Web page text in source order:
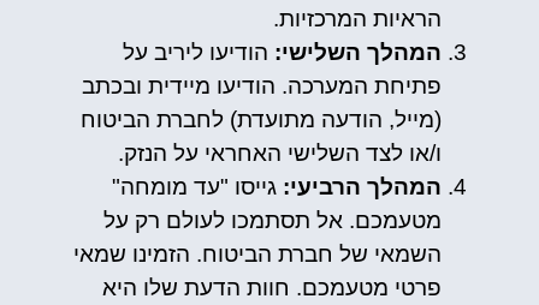
הראיות המרכזיות.
המהלך השלישי: הודיעו ליריב על
פתיחת המערכה. הודיעו מיידית ובכתב
(מייל, הודעה מתועדת) לחברת הביטוח
ו/או לצד השלישי האחראי על הנזק.
המהלך הרביעי: גייסו "עד מומחה"
מטעמכם. אל תסתמכו לעולם רק על
השמאי של חברת הביטוח. הזמינו שמאי
פרטי מטעמכם. חוות הדעת שלו היא